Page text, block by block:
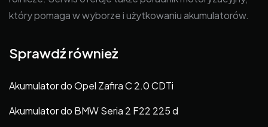
który pomaga w wyborze i użytkowaniu akumulatorów.
Sprawdź również
Akumulator do Opel Zafira C 2.0 CDTi
Akumulator do BMW Seria 2 F22 225 d